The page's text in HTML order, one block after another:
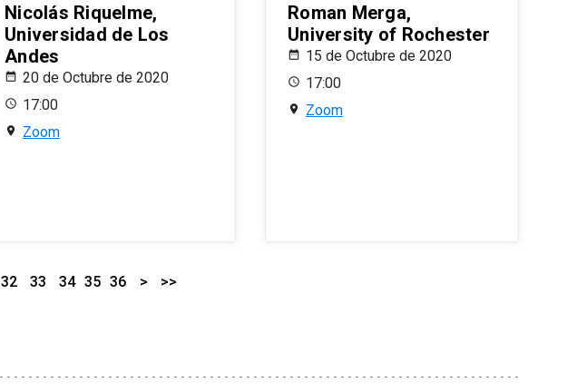
Nicolás Riquelme,
Universidad de Los
Andes
20 de Octubre de 2020
17:00
Zoom
Roman Merga,
University of Rochester
15 de Octubre de 2020
17:00
Zoom
32 33 34 35 36 > >>